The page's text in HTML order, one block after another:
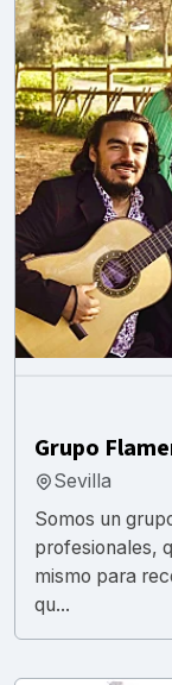
Grupo
Sevilla
Somos un
profesionales,
mismo para
qu...